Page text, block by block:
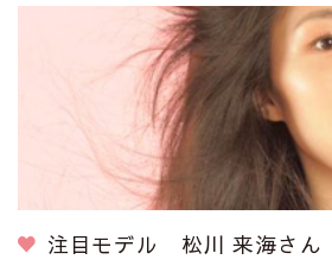
注目モデル 松川 来海さん